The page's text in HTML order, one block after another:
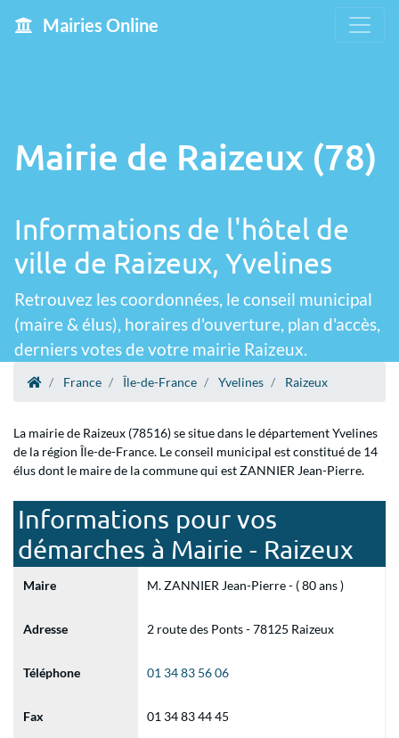
Mairies Online
Mairie de Raizeux (78)
Informations de l'hôtel de
ville de Raizeux, Yvelines
Retrouvez les coordonnées, le conseil municipal
(maire & élus), horaires d'ouverture, plan d'accès,
derniers votes de votre mairie Raizeux.
France Île-de-France Yvelines Raizeux
La mairie de Raizeux (78516) se situe dans le département Yvelines
de la région Île-de-France. Le conseil municipal est constitué de 14
élus dont le maire de la commune qui est ZANNIER Jean-Pierre.
Informations pour vos
démarches à Mairie - Raizeux
Maire M. ZANNIER Jean-Pierre - ( 80 ans )
Adresse 2 route des Ponts - 78125 Raizeux
Téléphone 01 34 83 56 06
Fax 01 34 83 44 45